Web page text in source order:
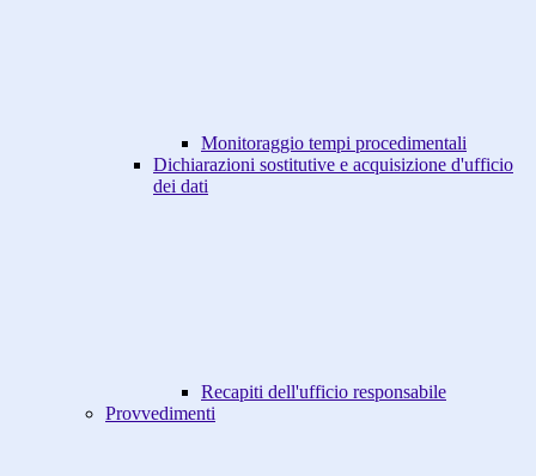
Monitoraggio tempi procedimentali
Dichiarazioni sostitutive e acquisizione d'ufficio
dei dati
Recapiti dell'ufficio responsabile
Provvedimenti